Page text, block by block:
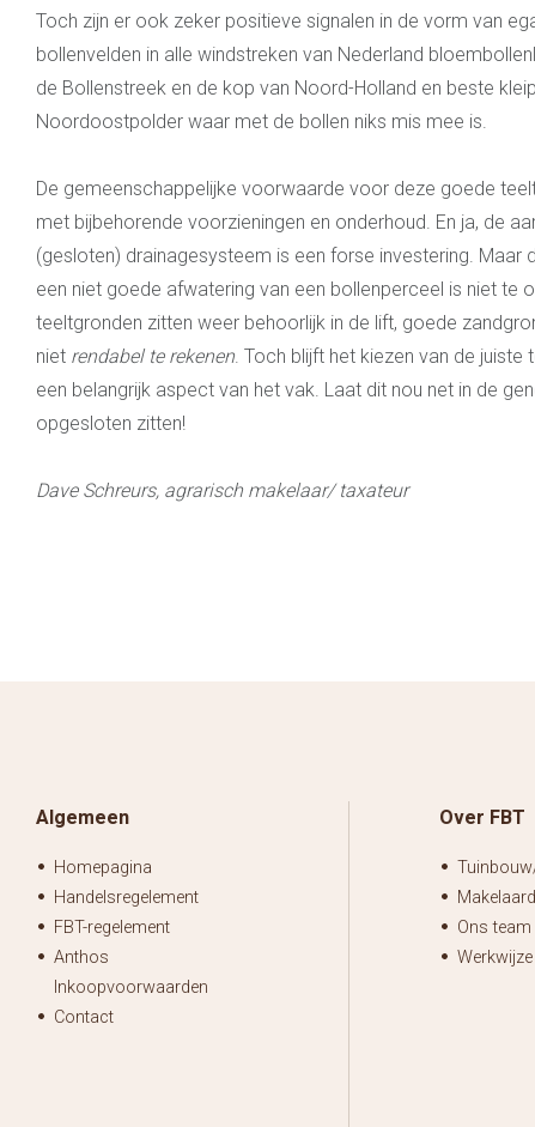
Toch zijn er ook zeker positieve signalen in de vorm van
bollenvelden in alle windstreken van Nederland
de Bollenstreek en de kop van Noord-Holland en beste
Noordoostpolder waar met de bollen niks mis mee is.
De gemeenschappelijke voorwaarde voor deze goede
met bijbehorende voorzieningen en onderhoud. En ja, de
(gesloten) drainagesysteem is een forse investering. Maar
een niet goede afwatering van een bollenperceel is niet te
teeltgronden zitten weer behoorlijk in de lift, goede
niet rendabel te rekenen . Toch blijft het kiezen van de
een belangrijk aspect van het vak. Laat dit nou net in de
opgesloten zitten!
Dave Schreurs, agrarisch makelaar/ taxateur
Algemeen
Homepagina
Handelsregelement
FBT-regelement
Anthos
Inkoopvoorwaarden
Contact
Over FBT
Ons team
Werkwijze